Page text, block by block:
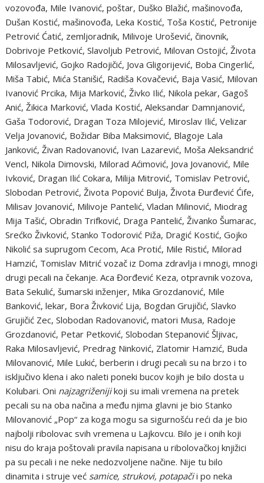
vozovođa, Mile Ivanović, poštar, Duško Blažić, mašinovođa,
Dušan Kostić, mašinovođa, Leka Kostić, Toša Kostić, Petronije
Petrović Ćatić, zemljoradnik, Milivoje Urošević, činovnik,
Dobrivoje Petković, Slavoljub Petrović, Milovan Ostojić, Života
Milosavljević, Gojko Radojičić, Jova Gligorijević, Boba Cingerlić,
Miša Tabić, Mića Stanišić, Radiša Kovačević, Baja Vasić, Milovan
Ivanović Prcika, Mija Marković, Živko Ilić, Nikola pekar, Gagoš
Anić, Žikica Marković, Vlada Kostić, Aleksandar Damnjanović,
Gaša Todorović, Dragan Toza Milojević, Miroslav Ilić, Velizar
Velja Jovanović, Božidar Biba Maksimović, Blagoje Lala
Janković, Živan Radovanović, Ivan Lazarević, Moša Aleksandrić
Vencl, Nikola Dimovski, Milorad Aćimović, Jova Jovanović, Mile
Ivković, Dragan Ilić Cokara, Milija Mitrović, Tomislav Petrović,
Slobodan Petrović, Života Popović Bulja, Života Đurđević Ćife,
Milisav Jovanović, Milivoje Pantelić, Vladan Milinović, Miodrag
Mija Tašić, Obradin Trifković, Draga Pantelić, Živanko Šumarac,
Srećko Živković, Stanko Todorović Piža, Dragić Kostić, Gojko
Nikolić sa suprugom Cecom, Aca Protić, Mile Ristić, Milorad
Hamzić, Tomislav Mitrić vozač iz Doma zdravlja i mnogi, mnogi
drugi pecali na čekanje. Aca Đorđević Keza, otpravnik vozova,
Bata Sekulić, šumarski inženjer, Mika Grozdanović, Mile
Banković, lekar, Bora Živković Lija, Bogdan Grujičić, Slavko
Grujičić Zec, Slobodan Radovanović, matori Musa, Radoje
Grozdanović, Petar Petković, Slobodan Stepanović Šljivac,
Raka Milosavljević, Predrag Ninković, Zlatomir Hamzić, Buda
Milovanović, Mile Lukić, berberin i drugi pecali su na brzo i to
isključivo klena i ako naleti poneki bucov kojih je bilo dosta u
Kolubari. Oni najzagriženijikoji su imali vremena na pretek
pecali su na oba načina a među njima glavni je bio Stanko
Milovanović „Pop“ za koga mogu sa sigurnošću reći da je bio
najbolji ribolovac svih vremena u Lajkovcu. Bilo je i onih koji
nisu do kraja poštovali pravila napisana u ribolovačkoj knjižici
pa su pecali i ne neke nedozvoljene načine. Nije tu bilo
dinamita i struje već samice, strukovi, potapačii po neka